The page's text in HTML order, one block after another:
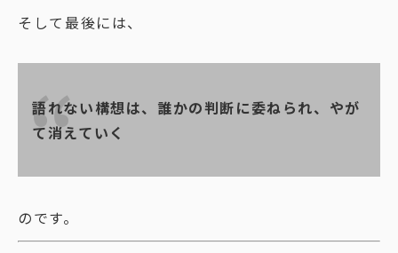
そして最後には、
語れない構想は、誰かの判断に委ねられ、やが
て消えていく
のです。